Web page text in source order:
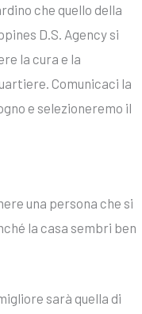
che quello della
D.S. Agency si
la cura e la
Comunicaci la
e selezioneremo il
una persona che si
la casa sembri ben
sarà quella di